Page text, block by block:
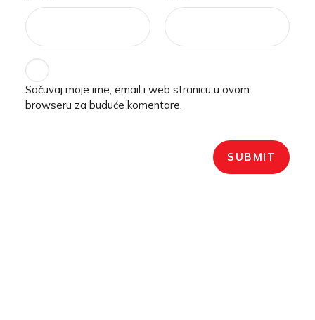
Sačuvaj moje ime, email i web stranicu u ovom
browseru za buduće komentare.